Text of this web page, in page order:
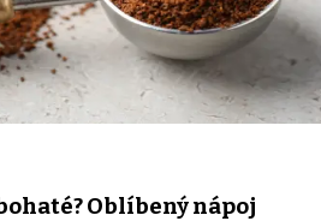
Oblíbený nápoj